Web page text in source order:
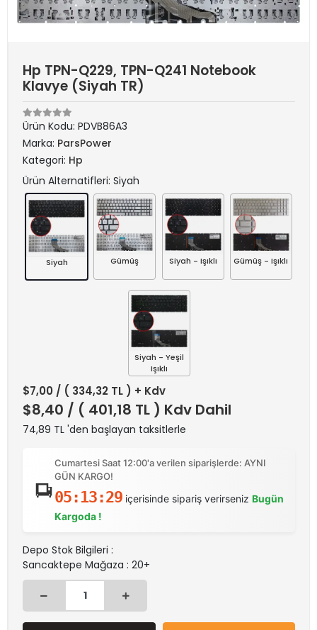
Hp TPN-Q229, TPN-Q241 Notebook
Klavye (Siyah TR)
Ürün Kodu: PDVB86A3
Marka: ParsPower
Kategori: Hp
Ürün Alternatifleri: Siyah
Siyah Gümüş Siyah - Işıklı Gümüş - Işıklı
Siyah - Yeşil
Işıklı
$7,00 / ( 334,32 TL ) + Kdv
$8,40 / ( 401,18 TL ) Kdv Dahil
74,89 TL 'den başlayan taksitlerle
Cumartesi Saat 12:00'a verilen siparişlerde: AYNI
GÜN KARGO!
05:13:29içerisinde sipariş verirseniz Bugün
Kargoda !
Depo Stok Bilgileri :
Sancaktepe Mağaza : 20+